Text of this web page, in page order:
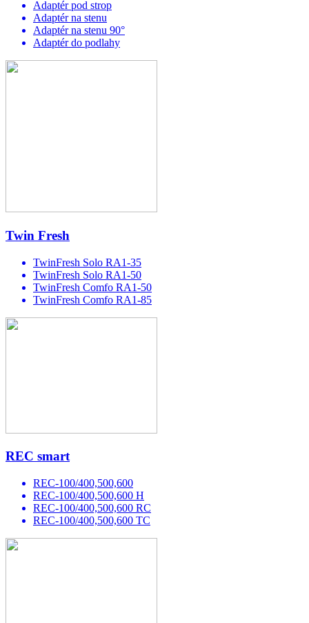
Adaptér pod strop
Adaptér na stenu
Adaptér na stenu 90°
Adaptér do podlahy
Twin Fresh
TwinFresh Solo RA1-35
TwinFresh Solo RA1-50
TwinFresh Comfo RA1-50
TwinFresh Comfo RA1-85
REC smart
REC-100/400,500,600
REC-100/400,500,600 H
REC-100/400,500,600 RC
REC-100/400,500,600 TC